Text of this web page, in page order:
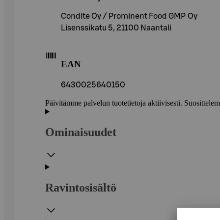
Condite Oy / Prominent Food GMP Oy
Lisenssikatu 5, 21100 Naantali
EAN
6430025640150
Päivitämme palvelun tuotetietoja aktiivisesti.
Ominaisuudet
Ravintosisältö